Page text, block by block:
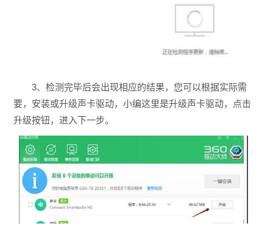
3、检测完毕后会出现相应的结果，您可以根据实际需
要，安装或升级声卡驱动，小编这里是升级声卡驱动，点击
升级按钮，进入下一步。